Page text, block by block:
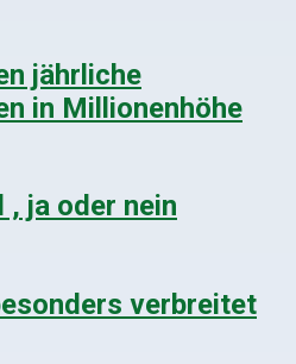
jährliche
in Millionenhöhe
, ja oder nein
verbreitet